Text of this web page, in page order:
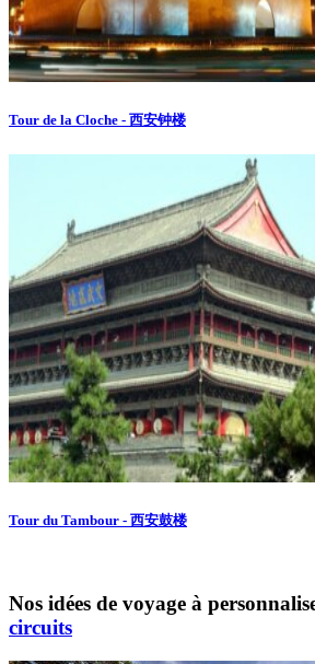
Tour de la Cloche - 西安钟楼
Tour du Tambour - 西安鼓楼
Nos idées de voyage à
circuits